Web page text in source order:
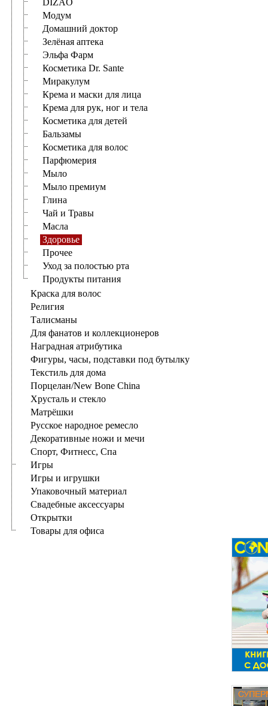
DIZAO
Модум
Домашний доктор
Зелёная аптека
Эльфа Фарм
Косметика Dr. Sante
Миракулум
Крема и маски для лица
Крема для рук, ног и тела
Косметика для детей
Бальзамы
Косметика для волос
Парфюмерия
Мыло
Мыло премиум
Глина
Чай и Травы
Масла
Здоровье
Прочее
Уход за полостью рта
Продукты питания
Краска для волос
Религия
Талисманы
Для фанатов и коллекционеров
Наградная атрибутика
Фигуры, часы, подставки под бутылку
Текстиль для дома
Порцелан/New Bone China
Хрусталь и стекло
Матрёшки
Русское народное ремесло
Декоративные ножи и мечи
Спорт, Фитнесс, Спа
Игры
Игры и игрушки
Упаковочный материал
Свадебные аксессуары
Открытки
Товары для офиса